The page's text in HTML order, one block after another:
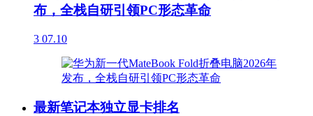
布，全栈自研引领PC形态革命
3 07.10
最新笔记本独立显卡排名